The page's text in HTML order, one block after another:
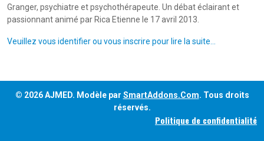
Granger, psychiatre et psychothérapeute. Un débat éclairant et
passionnant animé par Rica Etienne le 17 avril 2013.
Veuillez vous identifier ou vous inscrire pour lire la suite...
© 2026 AJMED. Modèle par SmartAddons.Com. Tous droits
réservés.
Politique de confidentialité